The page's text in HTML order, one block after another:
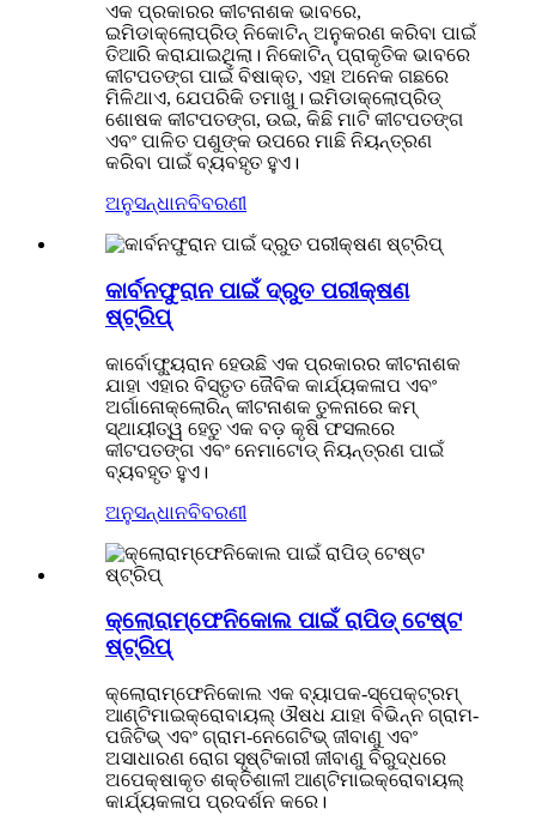
ଏକ ପ୍ରକାରର କୀଟନାଶକ ଭାବରେ,
ଇମିଡାକ୍ଲୋପ୍ରିଡ୍ ନିକୋଟିନ୍ ଅନୁକରଣ କରିବା ପାଇଁ
ତିଆରି କରାଯାଇଥିଲା। ନିକୋଟିନ୍ ପ୍ରାକୃତିକ ଭାବରେ
କୀଟପତଙ୍ଗ ପାଇଁ ବିଷାକ୍ତ, ଏହା ଅନେକ ଗଛରେ
ମିଳିଥାଏ, ଯେପରିକି ତମାଖୁ। ଇମିଡାକ୍ଲୋପ୍ରିଡ୍
ଶୋଷକ କୀଟପତଙ୍ଗ, ଉଇ, କିଛି ମାଟି କୀଟପତଙ୍ଗ
ଏବଂ ପାଳିତ ପଶୁଙ୍କ ଉପରେ ମାଛି ନିୟନ୍ତ୍ରଣ
କରିବା ପାଇଁ ବ୍ୟବହୃତ ହୁଏ।
ଅନୁସନ୍ଧାନବିବରଣୀ
କାର୍ବନଫୁରାନ ପାଇଁ ଦ୍ରୁତ ପରୀକ୍ଷଣ
ଷ୍ଟ୍ରିପ୍
କାର୍ବୋଫ୍ୟୁରାନ ହେଉଛି ଏକ ପ୍ରକାରର କୀଟନାଶକ
ଯାହା ଏହାର ବିସ୍ତୃତ ଜୈବିକ କାର୍ଯ୍ୟକଳାପ ଏବଂ
ଅର୍ଗାନୋକ୍ଲୋରିନ୍ କୀଟନାଶକ ତୁଳନାରେ କମ୍
ସ୍ଥାୟୀତ୍ୱ ହେତୁ ଏକ ବଡ଼ କୃଷି ଫସଲରେ
କୀଟପତଙ୍ଗ ଏବଂ ନେମାଟୋଡ୍ ନିୟନ୍ତ୍ରଣ ପାଇଁ
ବ୍ୟବହୃତ ହୁଏ।
ଅନୁସନ୍ଧାନବିବରଣୀ
କ୍ଲୋରାମ୍ଫେନିକୋଲ ପାଇଁ ରାପିଡ୍ ଟେଷ୍ଟ
ଷ୍ଟ୍ରିପ୍
କ୍ଲୋରାମ୍ଫେନିକୋଲ ଏକ ବ୍ୟାପକ-ସ୍ପେକ୍ଟ୍ରମ୍
ଆଣ୍ଟିମାଇକ୍ରୋବାୟଲ୍ ଔଷଧ ଯାହା ବିଭିନ୍ନ ଗ୍ରାମ-
ପଜିଟିଭ୍ ଏବଂ ଗ୍ରାମ-ନେଗେଟିଭ୍ ଜୀବାଣୁ ଏବଂ
ଅସାଧାରଣ ରୋଗ ସୃଷ୍ଟିକାରୀ ଜୀବାଣୁ ବିରୁଦ୍ଧରେ
ଅପେକ୍ଷାକୃତ ଶକ୍ତିଶାଳୀ ଆଣ୍ଟିମାଇକ୍ରୋବାୟଲ୍
କାର୍ଯ୍ୟକଳାପ ପ୍ରଦର୍ଶନ କରେ।